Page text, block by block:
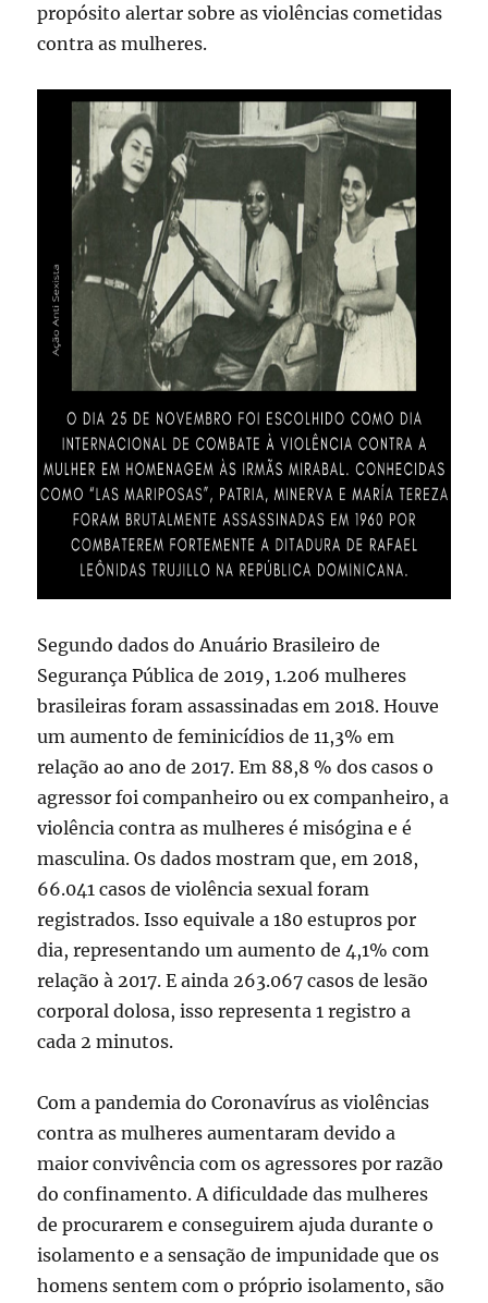
propósito alertar sobre as violências cometidas
contra as mulheres.
Segundo dados do Anuário Brasileiro de
Segurança Pública de 2019, 1.206 mulheres
brasileiras foram assassinadas em 2018. Houve
um aumento de feminicídios de 11,3% em
relação ao ano de 2017. Em 88,8 % dos casos o
agressor foi companheiro ou ex companheiro, a
violência contra as mulheres é misógina e é
masculina. Os dados mostram que, em 2018,
66.041 casos de violência sexual foram
registrados. Isso equivale a 180 estupros por
dia, representando um aumento de 4,1% com
relação à 2017. E ainda 263.067 casos de lesão
corporal dolosa, isso representa 1 registro a
cada 2 minutos.
Com a pandemia do Coronavírus as violências
contra as mulheres aumentaram devido a
maior convivência com os agressores por razão
do confinamento. A dificuldade das mulheres
de procurarem e conseguirem ajuda durante o
isolamento e a sensação de impunidade que os
homens sentem com o próprio isolamento, são